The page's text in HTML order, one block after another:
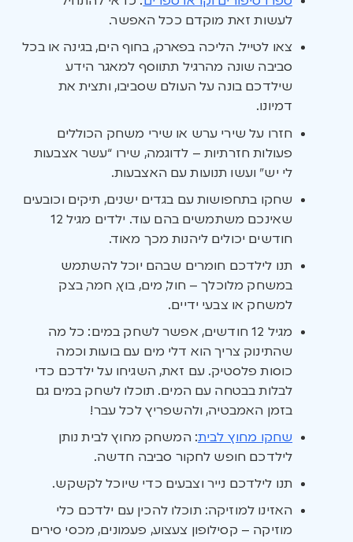
לעשות זאת מוקדם ככל האפשר.
צאו לטייל. הליכה בפארק, בחוף הים, בגינה או בכל
סביבה שונה מהרגיל תתווסף למאגר הידע
שילדכם בונה על העולם שסביבו, ותצית את
דמיונו.
חזרו על שירי ערש או שירי משחק הכוללים
פעולות חזרתיות – לדוגמה, שירו “עשר אצבעות
לי יש” ועשו תנועות עם האצבעות.
שחקו בתחפושות עם בגדים ישנים, תיקים וכובעים
שאינכם משתמשים בהם עוד. ילדים מגיל 12
חודשים יכולים ליהנות מכך מאוד.
תנו לילדכם חומרים שבהם יוכל להשתמש
במשחק מלוכלך – חול, מים, בוץ, חמר, בצק
למשחק או צבעי ידיים.
מגיל 12 חודשים, אפשר לשחק במים: כל מה
שהתינוק צריך הוא דלי מים עם בועות וכמה
כוסות פלסטיק. עם זאת, השגיחו על ילדכם כדי
לבלות בבטחה עם המים. תוכלו לשחק במים גם
בזמן האמבטיה, ולהשפריץ לכל עבר!
שחקו מחוץ לבית: המשחק מחוץ לבית נותן
לילדכם חופש לחקור סביבה חדשה.
תנו לילדכם נייר וצבעים כדי שיוכל לקשקש.
האזינו למוזיקה: תוכלו להכין עם ילדכם כלי
מוזיקה – קסילופון צעצוע, פעמונים, מכסי סירים